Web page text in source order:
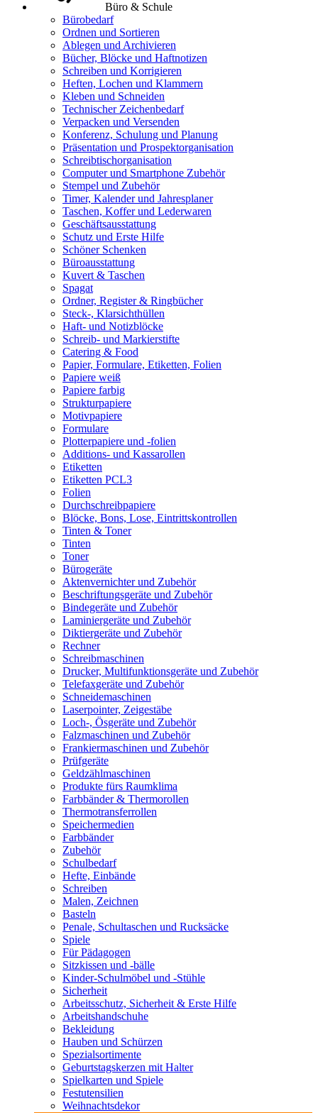
Büro & Schule
Bürobedarf
Ordnen und Sortieren
Ablegen und Archivieren
Bücher, Blöcke und Haftnotizen
Schreiben und Korrigieren
Heften, Lochen und Klammern
Kleben und Schneiden
Technischer Zeichenbedarf
Verpacken und Versenden
Konferenz, Schulung und Planung
Präsentation und Prospektorganisation
Schreibtischorganisation
Computer und Smartphone Zubehör
Stempel und Zubehör
Timer, Kalender und Jahresplaner
Taschen, Koffer und Lederwaren
Geschäftsausstattung
Schutz und Erste Hilfe
Schöner Schenken
Büroausstattung
Kuvert & Taschen
Spagat
Ordner, Register & Ringbücher
Steck-, Klarsichthüllen
Haft- und Notizblöcke
Schreib- und Markierstifte
Catering & Food
Papier, Formulare, Etiketten, Folien
Papiere weiß
Papiere farbig
Strukturpapiere
Motivpapiere
Formulare
Plotterpapiere und -folien
Additions- und Kassarollen
Etiketten
Etiketten PCL3
Folien
Durchschreibpapiere
Blöcke, Bons, Lose, Eintrittskontrollen
Tinten & Toner
Tinten
Toner
Bürogeräte
Aktenvernichter und Zubehör
Beschriftungsgeräte und Zubehör
Bindegeräte und Zubehör
Laminiergeräte und Zubehör
Diktiergeräte und Zubehör
Rechner
Schreibmaschinen
Drucker, Multifunktionsgeräte und Zubehör
Telefaxgeräte und Zubehör
Schneidemaschinen
Laserpointer, Zeigestäbe
Loch-, Ösgeräte und Zubehör
Falzmaschinen und Zubehör
Frankiermaschinen und Zubehör
Prüfgeräte
Geldzählmaschinen
Produkte fürs Raumklima
Farbbänder & Thermorollen
Thermotransferrollen
Speichermedien
Farbbänder
Zubehör
Schulbedarf
Hefte, Einbände
Schreiben
Malen, Zeichnen
Basteln
Penale, Schultaschen und Rucksäcke
Spiele
Für Pädagogen
Sitzkissen und -bälle
Kinder-Schulmöbel und -Stühle
Sicherheit
Arbeitsschutz, Sicherheit & Erste Hilfe
Arbeitshandschuhe
Bekleidung
Hauben und Schürzen
Spezialsortimente
Geburtstagskerzen mit Halter
Spielkarten und Spiele
Festutensilien
Weihnachtsdekor